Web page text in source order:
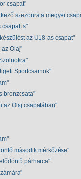
csapat
szezonra a megyei
csapat is
az U18-as csapat
az Olaj
Sportcsarnok
bronzcsata
az Olaj csapatában
második mérkőzése
párharca